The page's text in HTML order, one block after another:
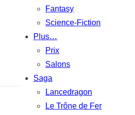
Fantasy
Science-Fiction
Plus…
Prix
Salons
Saga
Lancedragon
Le Trône de Fer